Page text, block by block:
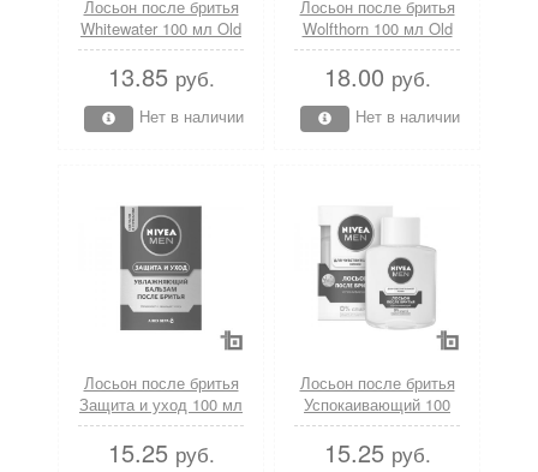
Лосьон после бритья
Whitewater 100 мл Old
Spice
13.85 руб.
Нет в наличии
Лосьон после бритья
Wolfthorn 100 мл Old
Spice
18.00 руб.
Нет в наличии
Лосьон после бритья
Защита и уход 100 мл
Nivea
15.25 руб.
Лосьон после бритья
Успокаивающий 100
мл Nivea
15.25 руб.